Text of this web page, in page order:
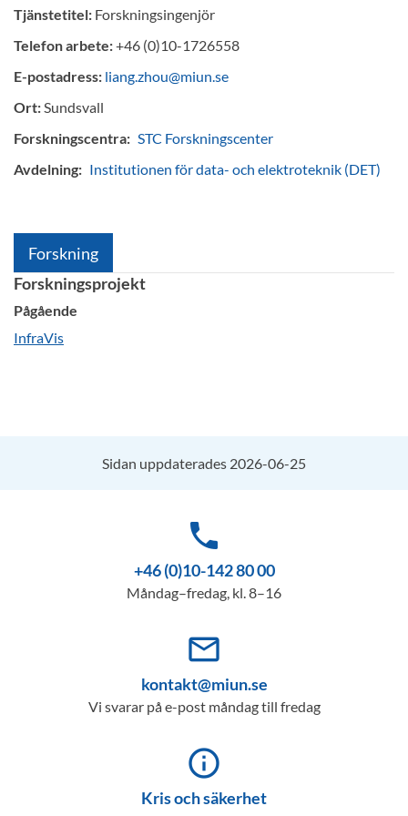
Tjänstetitel: Forskningsingenjör
Telefon arbete:+46 (0)10-1726558
E-postadress: liang.zhou@miun.se
Ort:Sundsvall
Forskningscentra: STC Forskningscenter
Avdelning: Institutionen för data- och elektroteknik (DET)
Forskning
Forskningsprojekt
Pågående
InfraVis
Sidan uppdaterades 2026-06-25
phone
+46 (0)10-142 80 00
Måndag–fredag, kl. 8–16
mail_outline
kontakt@miun.se
Vi svarar på e-post måndag till fredag
info_outline
Kris och säkerhet